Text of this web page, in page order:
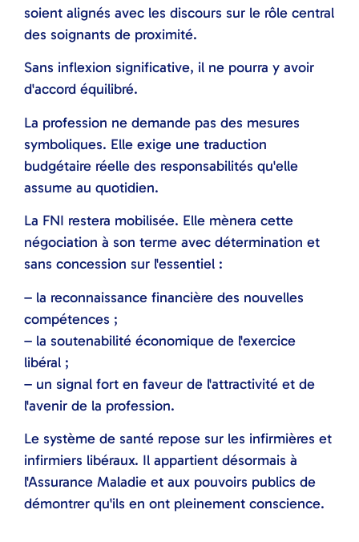
soient alignés avec les discours sur le rôle central
des soignants de proximité.
Sans inflexion significative, il ne pourra y avoir
d'accord équilibré.
La profession ne demande pas des mesures
symboliques. Elle exige une traduction
budgétaire réelle des responsabilités qu'elle
assume au quotidien.
La FNI restera mobilisée. Elle mènera cette
négociation à son terme avec détermination et
sans concession sur l'essentiel :
– la reconnaissance financière des nouvelles
compétences ;
– la soutenabilité économique de l'exercice
libéral ;
– un signal fort en faveur de l'attractivité et de
l'avenir de la profession.
Le système de santé repose sur les infirmières et
infirmiers libéraux. Il appartient désormais à
l'Assurance Maladie et aux pouvoirs publics de
démontrer qu'ils en ont pleinement conscience.